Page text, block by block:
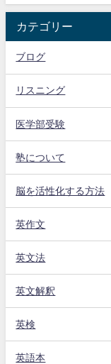
カテゴリー
ブログ
リスニング
医学部受験
塾について
脳を活性化する方法
英作文
英文法
英文解釈
英検
英語本